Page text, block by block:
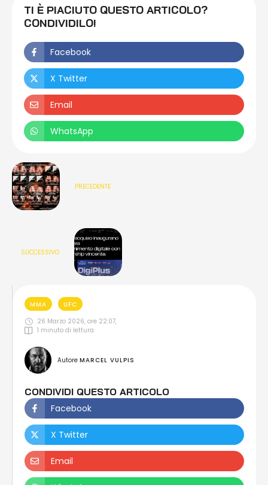
TI È PIACIUTO QUESTO ARTICOLO?
CONDIVIDILO!
Facebook
X Twitter
Email
WhatsApp
PRECEDENTE
SUCCESSIVO
MMA
UFC
26 Marzo 2026, ore 22:07,
1 minuto di lettura
Autore MARCEL VULPIS
CONDIVIDI QUESTO ARTICOLO
Facebook
X Twitter
Email